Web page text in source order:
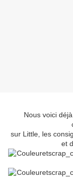
Nous voici
sur Little, les
et